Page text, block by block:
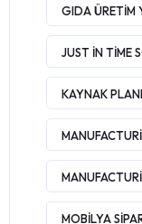
GIDA ÜRETIM
JUST IN TIME
KAYNAK
MOBILYA